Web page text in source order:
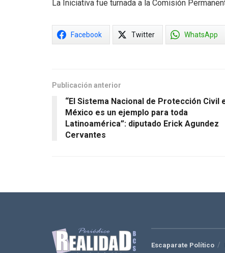
La Iniciativa fue turnada a la Comisión
Facebook Twitter WhatsApp
Publicación anterior
“El Sistema Nacional de Protección Civil
México es un ejemplo para toda
Latinoamérica”: diputado Erick Agundez
Cervantes
Escaparate Político